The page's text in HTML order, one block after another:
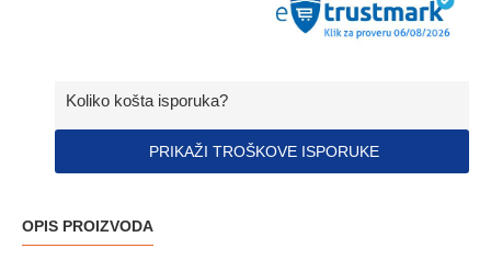
Koliko košta isporuka?
PRIKAŽI TROŠKOVE ISPORUKE
OPIS PROIZVODA